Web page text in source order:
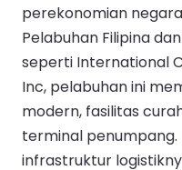
perekonomian
Pelabuhan Filipina
seperti International
Inc, pelabuhan ini
modern, fasilitas
terminal
infrastruktur